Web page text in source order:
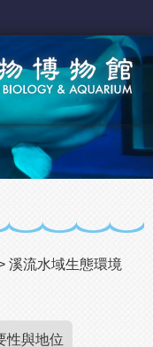
溪流水域生態環境
性與地位